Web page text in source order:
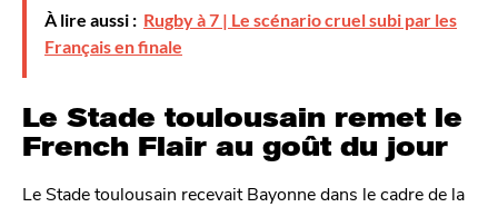
À lire aussi : Rugby à 7 | Le scénario cruel subi par les
Français en finale
Le Stade toulousain remet le
French Flair au goût du jour
Le Stade toulousain recevait Bayonne dans le cadre de la